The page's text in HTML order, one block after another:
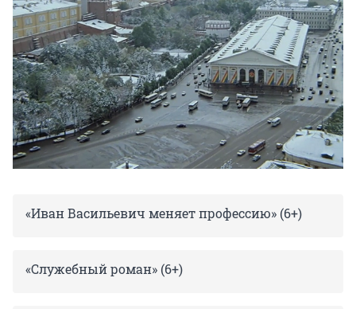
«Иван Васильевич меняет профессию» (6+)
«Служебный роман» (6+)